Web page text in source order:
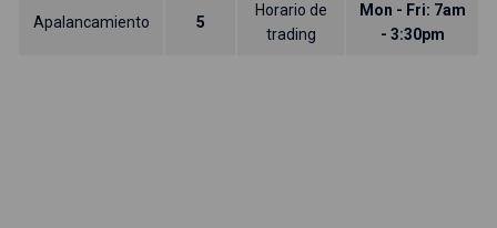
Apalancamiento 5
Horario de
trading
Mon - Fri: 7am
- 3:30pm